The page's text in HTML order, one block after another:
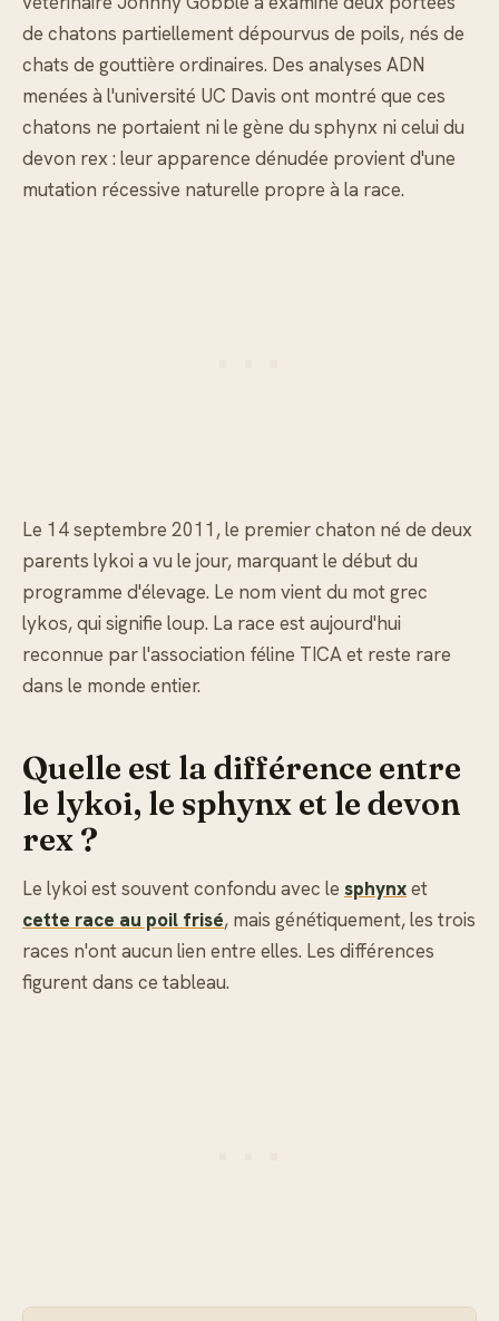
de chatons partiellement dépourvus de poils, nés de
chats de gouttière ordinaires. Des analyses ADN
menées à l'université UC Davis ont montré que ces
chatons ne portaient ni le gène du sphynx ni celui du
devon rex : leur apparence dénudée provient d'une
mutation récessive naturelle propre à la race.
Le 14 septembre 2011, le premier chaton né de deux
parents lykoi a vu le jour, marquant le début du
programme d'élevage. Le nom vient du mot grec
lykos, qui signifie loup. La race est aujourd'hui
reconnue par l'association féline TICA et reste rare
dans le monde entier.
Quelle est la différence entre
le lykoi, le sphynx et le devon
rex ?
Le lykoi est souvent confondu avec le sphynxet
cette race au poil frisé, mais génétiquement, les trois
races n'ont aucun lien entre elles. Les différences
figurent dans ce tableau.